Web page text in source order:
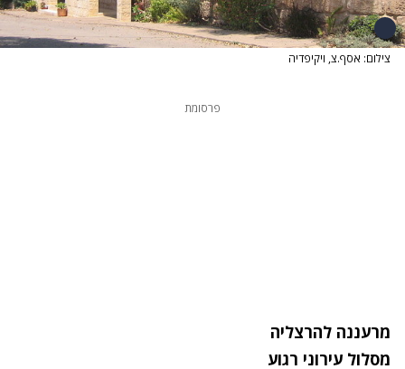
צילום: אסף.צ, ויקיפדיה
פרסומת
מרעננה להרצליה
מסלול עירוני רגוע